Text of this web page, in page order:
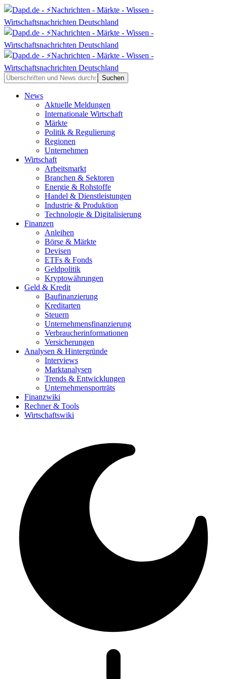
News
Aktuelle Meldungen
Internationale Wirtschaft
Märkte
Politik & Regulierung
Regionen
Unternehmen
Wirtschaft
Arbeitsmarkt
Branchen & Sektoren
Energie & Rohstoffe
Handel & Dienstleistungen
Industrie & Produktion
Technologie & Digitalisierung
Finanzen
Anleihen
Börse & Märkte
Devisen
ETFs & Fonds
Geldpolitik
Kryptowährungen
Geld & Kredit
Baufinanzierung
Kreditarten
Steuern
Unternehmensfinanzierung
Verbraucherinformationen
Versicherungen
Analysen & Hintergründe
Interviews
Marktanalysen
Trends & Entwicklungen
Unternehmensporträts
Finanzwiki
Rechner & Tools
Wirtschaftswiki